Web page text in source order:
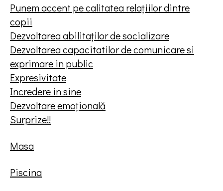
Punem accent pe calitatea relațiilor dintre
copii
Dezvoltarea abilitaților de socializare
Dezvoltarea capacitatilor de comunicare si
exprimare in public
Expresivitate
Incredere in sine
Dezvoltare emoțională
Surprize!!
Masa
Piscina